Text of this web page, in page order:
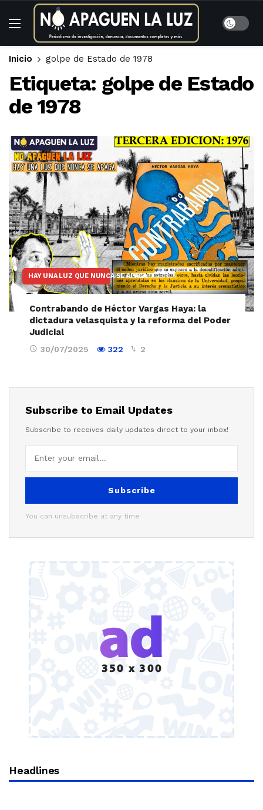
Inicio golpe de Estado de 1978
Etiqueta: golpe de Estado
de 1978
HAY UNA LUZ QUE NUNCA SE APAGA
Contrabando de Héctor Vargas Haya: la
dictadura velasquista y la reforma del Poder
Judicial
30/07/2025 322 2
Subscribe to Email Updates
Subscribe to receives daily updates direct to your inbox!
Subscribe
You can unsubscribe at any time
Headlines